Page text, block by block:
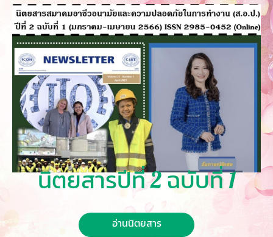
นิตยสารปีที่ 2 ฉบับที่ 1
อ่านนิตยสาร